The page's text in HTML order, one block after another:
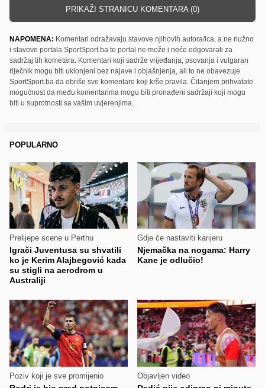
PRIKAŽI STRANICU KOMENTARA (0)
NAPOMENA: Komentari odražavaju stavove njihovih autora/ica, a ne nužno
i stavove portala SportSport.ba te portal ne može i neće odgovarati za
sadržaj tih kometara. Komentari koji sadrže vrijeđanja, psovanja i vulgaran
riječnik mogu biti uklonjeni bez najave i objašnjenja, ali to ne obavezuje
SportSport.ba da obriše sve komentare koji krše pravila. Čitanjem prihvatate
mogućnost da među komentarima mogu biti pronađeni sadržaji koji mogu
biti u suprotnosti sa vašim uvjerenjima.
POPULARNO
Prelijepe scene u Perthu
Igrači Juventusa su shvatili
ko je Kerim Alajbegović kada
su stigli na aerodrom u
Australiji
Gdje će nastaviti karijeru
Njemačka na nogama: Harry
Kane je odlučio!
Poziv koji je sve promijenio Objavljen video